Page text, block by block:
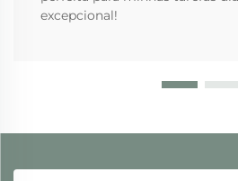
excepcional!